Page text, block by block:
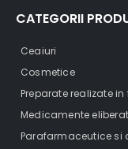
CATEGORII
Ceaiuri
Cosmetice
Preparate realizate
Medicamente
Parafarmaceutice si